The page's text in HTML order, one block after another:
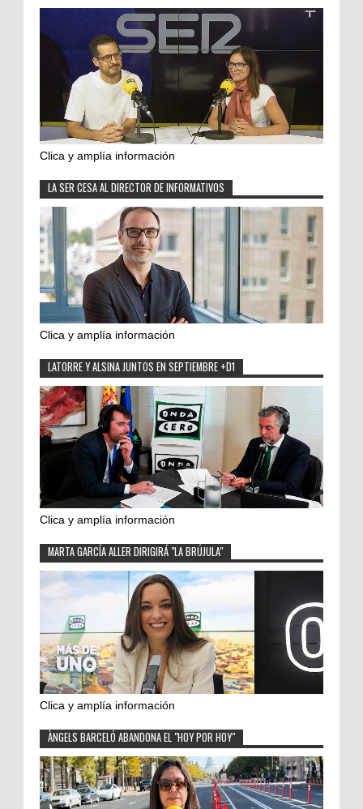
Clica y amplía información
LA SER CESA AL DIRECTOR DE INFORMATIVOS
Clica y amplía información
LATORRE Y ALSINA JUNTOS EN SEPTIEMBRE +D1
Clica y amplía información
MARTA GARCÍA ALLER DIRIGIRÁ "LA BRÚJULA"
Clica y amplía información
ÀNGELS BARCELÓ ABANDONA EL "HOY POR HOY"